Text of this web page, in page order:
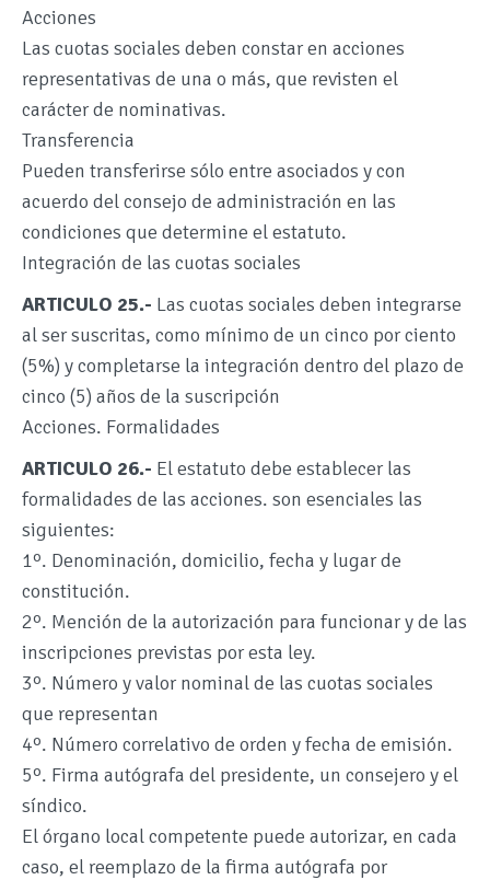
Acciones
Las cuotas sociales deben constar en acciones
representativas de una o más, que revisten el
carácter de nominativas.
Transferencia
Pueden transferirse sólo entre asociados y con
acuerdo del consejo de administración en las
condiciones que determine el estatuto.
Integración de las cuotas sociales
ARTICULO 25.- Las cuotas sociales deben integrarse
al ser suscritas, como mínimo de un cinco por ciento
(5%) y completarse la integración dentro del plazo de
cinco (5) años de la suscripción
Acciones. Formalidades
ARTICULO 26.- El estatuto debe establecer las
formalidades de las acciones. son esenciales las
siguientes:
1º. Denominación, domicilio, fecha y lugar de
constitución.
2º. Mención de la autorización para funcionar y de las
inscripciones previstas por esta ley.
3º. Número y valor nominal de las cuotas sociales
que representan
4º. Número correlativo de orden y fecha de emisión.
5º. Firma autógrafa del presidente, un consejero y el
síndico.
El órgano local competente puede autorizar, en cada
caso, el reemplazo de la firma autógrafa por